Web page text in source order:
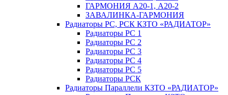
ГАРМОНИЯ А20-1, А20-2
ЗАВАЛИНКА-ГАРМОНИЯ
Радиаторы РС, РСК КЗТО «РАДИАТОР»
Радиаторы РС 1
Радиаторы РС 2
Радиаторы РС 3
Радиаторы РС 4
Радиаторы РС 5
Радиаторы РСК
Радиаторы Параллели КЗТО «РАДИАТОР»